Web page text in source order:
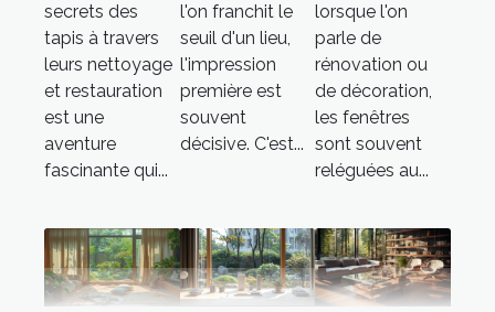
secrets des
tapis à travers
leurs nettoyage
et restauration
est une
aventure
fascinante qui...
l'on franchit le
seuil d'un lieu,
l'impression
première est
souvent
décisive. C'est...
lorsque l'on
parle de
rénovation ou
de décoration,
les fenêtres
sont souvent
reléguées au...